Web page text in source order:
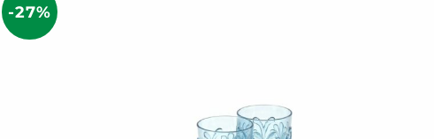
-27%